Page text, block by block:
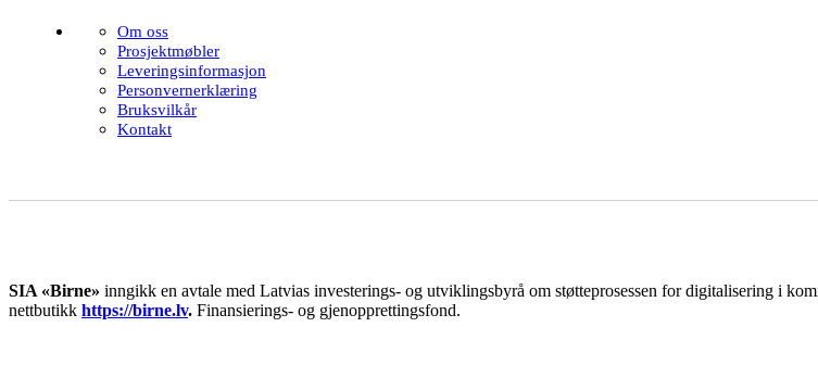
Om oss
Prosjektmøbler
Leveringsinformasjon
Personvernerklæring
Bruksvilkår
Kontakt
SIA «Birne» inngikk en avtale med Latvias investerings- og utviklingsbyrå om støtteprosessen for digitalisering i
nettbutikk https://birne.lv. Finansierings- og gjenopprettingsfond.